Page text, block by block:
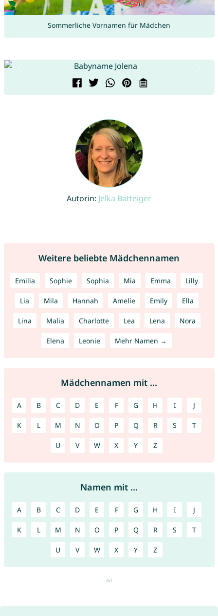
Sommerliche Vornamen für Mädchen
Autorin: Jelka Batteiger
Weitere beliebte Mädchennamen
Emilia Sophie Sophia Mia Emma Lilly
Lia Mila Hannah Amelie Emily Ella
Lina Malia Charlotte Lea Lena Nora
Elena Leonie Mehr Namen →
Mädchennamen mit ...
A B C D E F G H I J
K L M N O P Q R S T
U V W X Y Z
Namen mit ...
A B C D E F G H I J
K L M N O P Q R S T
U V W X Y Z